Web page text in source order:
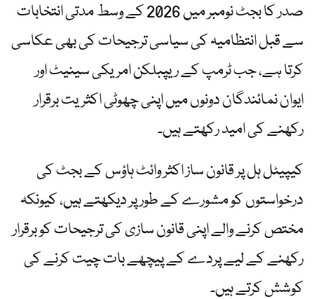
صدر کا بجٹ نومبر میں 2026 کے وسط مدتی انتخابات
سے قبل انتظامیہ کی سیاسی ترجیحات کی بھی عکاسی
کرتا ہے، جب ٹرمپ کے ریپبلکن امریکی سینیٹ اور
ایوان نمائندگان دونوں میں اپنی چھوٹی اکثریت برقرار
رکھنے کی امید رکھتے ہیں۔
کیپیٹل ہل پر قانون ساز اکثر وائٹ ہاؤس کے بجٹ کی
درخواستوں کو مشورے کے طور پر دیکھتے ہیں، کیونکہ
مختص کرنے والے اپنی قانون سازی کی ترجیحات کو برقرار
رکھنے کے لیے پردے کے پیچھے بات چیت کرنے کی
کوشش کرتے ہیں۔